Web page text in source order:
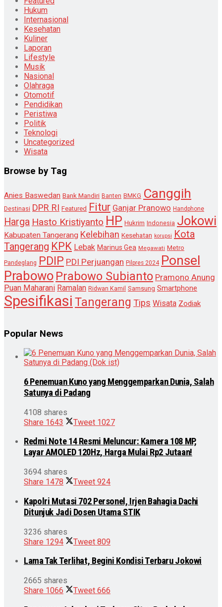
Hukum
Internasional
Kesehatan
Kuliner
Laporan
Lifestyle
Musik
Nasional
Olahraga
Otomotif
Pendidikan
Peristiwa
Politik
Teknologi
Uncategorized
Wisata
Browse by Tag
Anies Baswedan Bank Mandiri Banten BMKG Canggih
Destinasi DPR RI Featured Fitur Ganjar Pranowo Handphone
Harga Hasto Kristiyanto HP Hukrim Indonesia Jokowi
Kabupaten Tangerang Kelebihan Kesehatan korupsi Kota
Tangerang KPK Lebak Marinus Gea Megawati Metro
Pandeglang PDIP PDI Perjuangan Pilpres 2024 Ponsel
Prabowo Prabowo Subianto Pramono Anung
Puan Maharani Ramalan Ridwan Kamil Samsung Smartphone
Spesifikasi Tangerang Tips Wisata Zodiak
Popular News
6 Penemuan Kuno yang Menggemparkan Dunia, Salah
Satunya di Padang
4108 shares
Share 1643 Tweet 1027
Redmi Note 14 Resmi Meluncur: Kamera 108 MP,
Layar AMOLED 120Hz, Harga Mulai Rp2 Jutaan!
3694 shares
Share 1478 Tweet 924
Kapolri Mutasi 702 Personel, Irjen Bahagia Dachi
Ditunjuk Jadi Dosen Utama STIK
3236 shares
Share 1294 Tweet 809
Lama Tak Terlihat, Begini Kondisi Terbaru Jokowi
2665 shares
Share 1066 Tweet 666